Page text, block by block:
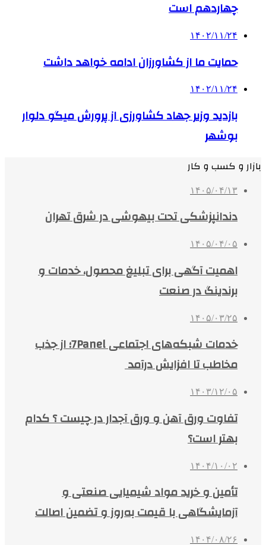
چهاردهم است
۱۴۰۲/۱۱/۲۴
حمایت ما از کشاورزان ادامه خواهد داشت
۱۴۰۲/۱۱/۲۴
بازدید وزیر جهاد کشاورزی از پرورش میگو دلوار
بوشهر
بازار و کسب و کار
۱۴۰۵/۰۴/۱۳
دندانپزشکی تحت بیهوشی در شرق تهران
۱۴۰۵/۰۴/۰۵
اهمیت آگهی برای تبلیغ محصول، خدمات و
برندینگ در صنعت
۱۴۰۵/۰۳/۲۵
خدمات شبکه‌های اجتماعی 7Panel؛ از جذب
مخاطب تا افزایش درآمد
۱۴۰۳/۱۲/۰۵
تفاوت ورق آهن و ورق آجدار در چیست ؟ کدام
بهتر است؟
۱۴۰۴/۱۰/۰۲
تأمین و خرید مواد شیمیایی صنعتی و
آزمایشگاهی با قیمت به‌روز و تضمین اصالت
۱۴۰۴/۰۸/۲۶